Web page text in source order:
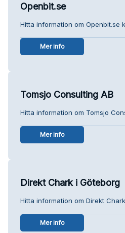
Openbit.se
Hitta information om Openbit.se
Mer info
Tomsjo Consulting AB
Hitta information om Tomsjo
Mer info
Direkt Chark i Göteborg
Hitta information om Direkt
Mer info